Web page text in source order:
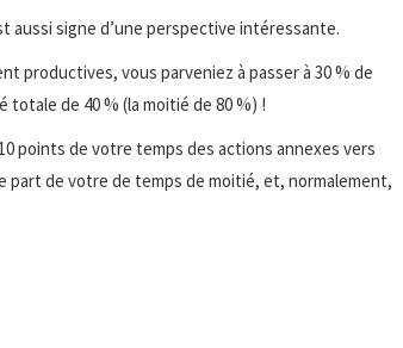
aussi signe d’une perspective intéressante.
productives, vous parveniez à passer à 30 % de
de 40 % (la moitié de 80 %) !
points de votre temps des actions annexes vers
de votre de temps de moitié, et, normalement,